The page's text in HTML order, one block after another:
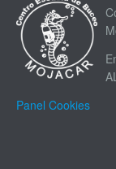
Panel Cookies